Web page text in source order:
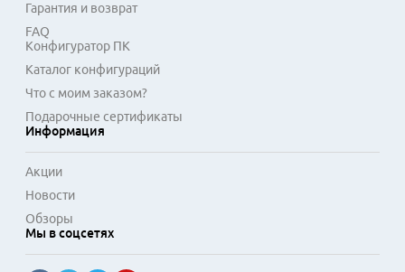
Гарантия и возврат
FAQ
Конфигуратор ПК
Каталог конфигураций
Что с моим заказом?
Подарочные сертификаты
Информация
Акции
Новости
Обзоры
Мы в соцсетях